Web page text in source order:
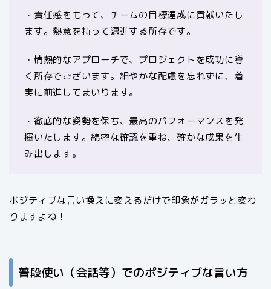
・責任感をもって、チームの目標達成に貢献いたし
ます。熱意を持って邁進する所存です。
・情熱的なアプローチで、プロジェクトを成功に導
く所存でございます。細やかな配慮を忘れずに、着
実に前進してまいります。
・徹底的な姿勢を保ち、最高のパフォーマンスを発
揮いたします。綿密な確認を重ね、確かな成果を生
み出します。
ポジティブな言い換えに変えるだけで印象がガラッと変わ
りますよね！
普段使い（会話等）でのポジティブな言い方